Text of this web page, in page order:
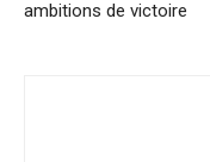
ambitions de victoire